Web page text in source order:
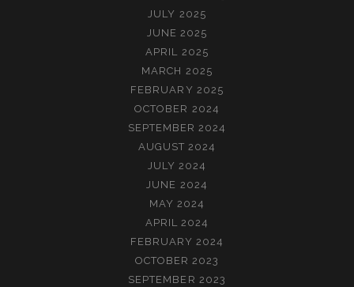
JULY 2025
JUNE 2025
APRIL 2025
MARCH 2025
FEBRUARY 2025
OCTOBER 2024
SEPTEMBER 2024
AUGUST 2024
JULY 2024
JUNE 2024
MAY 2024
APRIL 2024
FEBRUARY 2024
OCTOBER 2023
SEPTEMBER 2023